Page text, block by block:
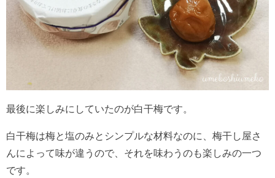
最後に楽しみにしていたのが白干梅です。
白干梅は梅と塩のみとシンプルな材料なのに、梅干し屋さ
んによって味が違うので、それを味わうのも楽しみの一つ
です。